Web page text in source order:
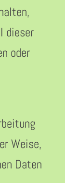
dieser
oder
Weise,
Daten